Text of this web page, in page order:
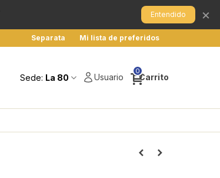
Entendido ×
Separata Mi lista de preferidos
Sede: La 80 Usuario
0
Carrito